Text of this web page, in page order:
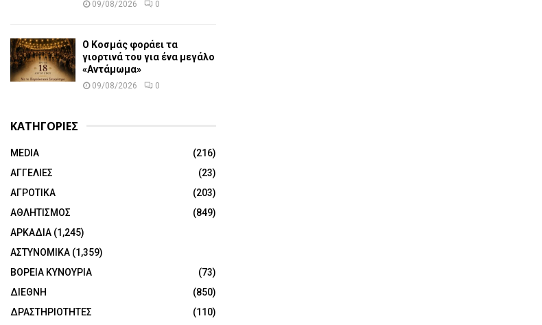
09/08/2026 0
Ο Κοσμάς φοράει τα
γιορτινά του για ένα μεγάλο
«Αντάμωμα»
09/08/2026 0
ΚΑΤΗΓΟΡΙΕΣ
MEDIA
(216)
ΑΓΓΕΛΙΕΣ
(23)
ΑΓΡΟΤΙΚΑ
(203)
ΑΘΛΗΤΙΣΜΟΣ
(849)
ΑΡΚΑΔΙΑ (1,245)
ΑΣΤΥΝΟΜΙΚΑ (1,359)
ΒΟΡΕΙΑ ΚΥΝΟΥΡΙΑ
(73)
ΔΙΕΘΝΗ
(850)
ΔΡΑΣΤΗΡΙΟΤΗΤΕΣ
(110)